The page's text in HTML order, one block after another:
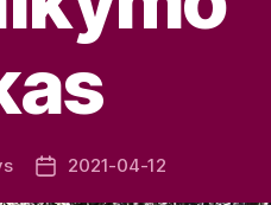
Post2021-04-12